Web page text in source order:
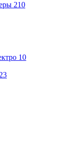
210
10
23